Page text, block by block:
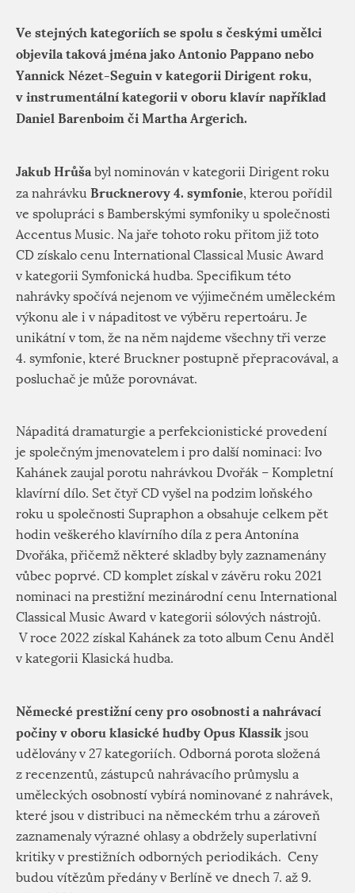
Ve stejných kategoriích se spolu s českými umělci
objevila taková jména jako Antonio Pappano nebo
Yannick Nézet-Seguin v kategorii Dirigent roku,
v instrumentální kategorii v oboru klavír například
Daniel Barenboim či Martha Argerich.
Jakub Hrůša byl nominován v kategorii Dirigent roku
za nahrávku Brucknerovy 4. symfonie, kterou pořídil
ve spolupráci s Bamberskými symfoniky u společnosti
Accentus Music. Na jaře tohoto roku přitom již toto
CD získalo cenu International Classical Music Award
v kategorii Symfonická hudba. Specifikum této
nahrávky spočívá nejenom ve výjimečném uměleckém
výkonu ale i v nápaditost ve výběru repertoáru. Je
unikátní v tom, že na něm najdeme všechny tři verze
4. symfonie, které Bruckner postupně přepracovával, a
posluchač je může porovnávat.
Nápaditá dramaturgie a perfekcionistické provedení
je společným jmenovatelem i pro další nominaci: Ivo
Kahánek zaujal porotu nahrávkou Dvořák – Kompletní
klavírní dílo. Set čtyř CD vyšel na podzim loňského
roku u společnosti Supraphon a obsahuje celkem pět
hodin veškerého klavírního díla z pera Antonína
Dvořáka, přičemž některé skladby byly zaznamenány
vůbec poprvé. CD komplet získal v závěru roku 2021
nominaci na prestižní mezinárodní cenu International
Classical Music Award v kategorii sólových nástrojů.
V roce 2022 získal Kahánek za toto album Cenu Anděl
v kategorii Klasická hudba.
Německé prestižní ceny pro osobnosti a nahrávací
počiny v oboru klasické hudby Opus Klassik jsou
udělovány v 27 kategoriích. Odborná porota složená
z recenzentů, zástupců nahrávacího průmyslu a
uměleckých osobností vybírá nominované z nahrávek,
které jsou v distribuci na německém trhu a zároveň
zaznamenaly výrazné ohlasy a obdržely superlativní
kritiky v prestižních odborných periodikách. Ceny
budou vítězům předány v Berlíně ve dnech 7. až 9.